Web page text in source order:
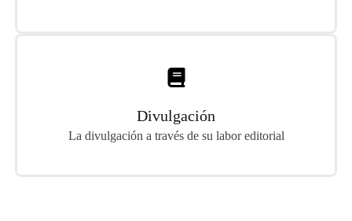
Divulgación
La divulgación a través de su labor editorial